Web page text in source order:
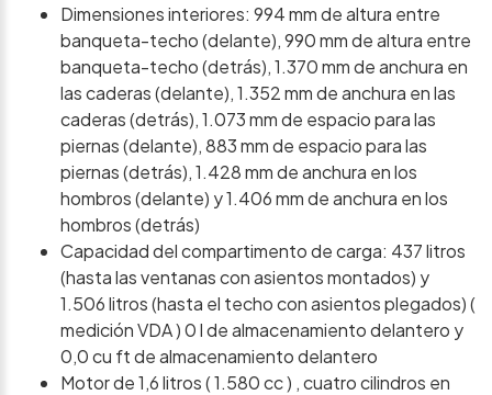
Dimensiones interiores: 994 mm de altura entre
banqueta-techo (delante), 990 mm de altura entre
banqueta-techo (detrás), 1.370 mm de anchura en
las caderas (delante), 1.352 mm de anchura en las
caderas (detrás), 1.073 mm de espacio para las
piernas (delante), 883 mm de espacio para las
piernas (detrás), 1.428 mm de anchura en los
hombros (delante) y 1.406 mm de anchura en los
hombros (detrás)
Capacidad del compartimento de carga: 437 litros
(hasta las ventanas con asientos montados) y
1.506 litros (hasta el techo con asientos plegados) (
medición VDA ) 0 l de almacenamiento delantero y
0,0 cu ft de almacenamiento delantero
Motor de 1,6 litros ( 1.580 cc ) , cuatro cilindros en